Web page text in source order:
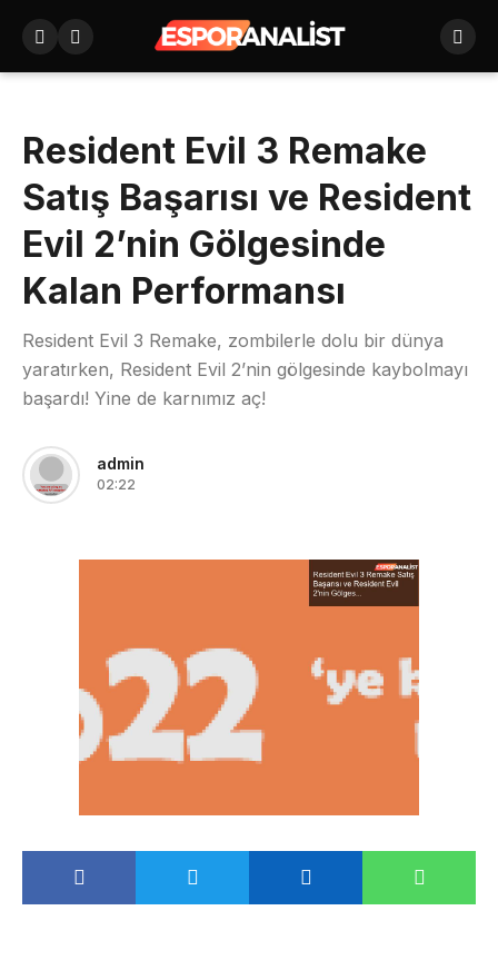
Resident Evil 3 Remake
Satış Başarısı ve Resident
Evil 2’nin Gölgesinde
Kalan Performansı
Resident Evil 3 Remake, zombilerle dolu bir dünya
yaratırken, Resident Evil 2’nin gölgesinde kaybolmayı
başardı! Yine de karnımız aç!
admin
02:22